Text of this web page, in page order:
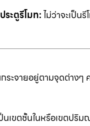
ระตูรีโมท:ไม่ว่าจะเป็น
กระจายอยู่ตามจุดต่าง
นเขตชั้นในหรือเขตปริ